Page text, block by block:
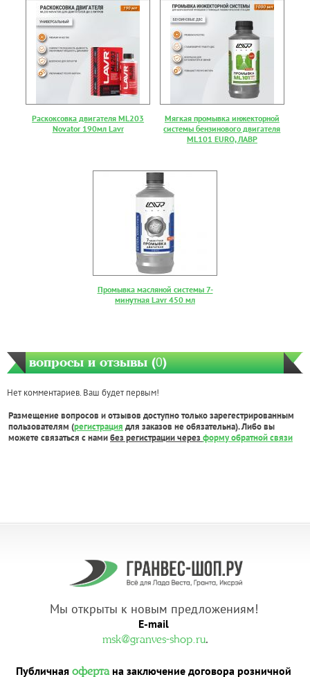
Раскоксовка двигателя ML203
Novator 190мл Lavr
Мягкая промывка инжекторной
системы бензинового двигателя
ML101 EURO, ЛАВР
Промывка масляной системы 7-
минутная Lavr 450 мл
вопросы и отзывы (0)
Нет комментариев. Ваш будет первым!
Размещение вопросов и отзывов доступно только зарегестрированным
пользователям (регистрация для заказов не обязательна). Либо вы
можете связаться с намибез регистрации через форму обратной связи
Мы открыты к новым предложениям!
E-mail
msk@granves-shop.ru.
Публичная офертана заключение договора розничной